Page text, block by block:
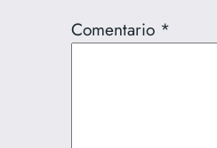
Comentario *